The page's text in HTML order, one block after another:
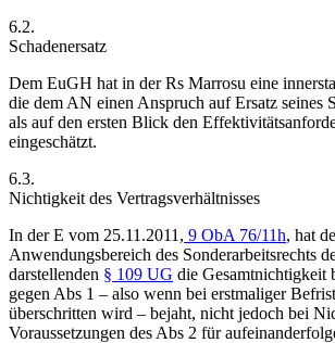
6.2.
Schadenersatz
Dem EuGH hat in der Rs Marrosu eine
die dem AN einen Anspruch auf Ersatz seines
als auf den ersten Blick den
eingeschätzt.
6.3.
Nichtigkeit des Vertragsverhältnisses
In derE vom 25.11.2011, 9 ObA 76/11h, hat
Anwendungsbereich des Sonderarbeitsrechts
darstellenden § 109 UG die Gesamtnichtigkeit
gegen Abs 1 – also wenn bei erstmaliger
überschritten wird – bejaht, nicht jedoch bei
Voraussetzungen des Abs 2 für